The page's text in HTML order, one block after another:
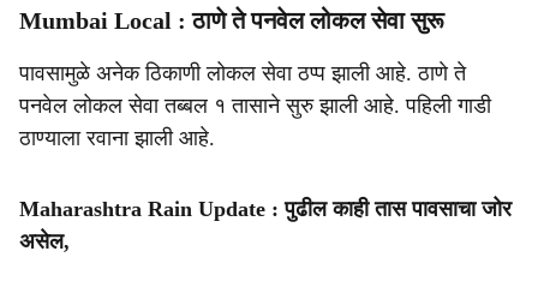
Mumbai Local : ठाणे ते पनवेल लोकल सेवा सुरू
पावसामुळे अनेक ठिकाणी लोकल सेवा ठप्प झाली आहे. ठाणे ते
पनवेल लोकल सेवा तब्बल १ तासाने सुरु झाली आहे. पहिली गाडी
ठाण्याला रवाना झाली आहे.
Maharashtra Rain Update : पुढील काही तास पावसाचा जोर
असेल,